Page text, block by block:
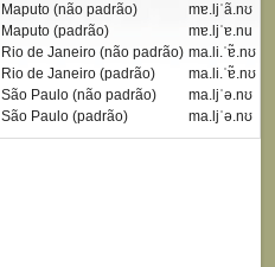
Maputo (não padrão)
mɐ.ljˈã.nʊ
Maputo (padrão)
mɐ.ljˈɐ.nu
Rio de Janeiro (não padrão) ma.li.ˈɐ̃.nʊ
Rio de Janeiro (padrão)
ma.li.ˈɐ̃.nʊ
São Paulo (não padrão)
ma.ljˈə.nʊ
São Paulo (padrão)
ma.ljˈə.nʊ